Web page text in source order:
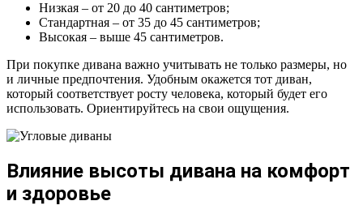
Низкая – от 20 до 40 сантиметров;
Стандартная – от 35 до 45 сантиметров;
Высокая – выше 45 сантиметров.
При покупке дивана важно учитывать не только размеры, но
и личные предпочтения. Удобным окажется тот диван,
который соответствует росту человека, который будет его
использовать. Ориентируйтесь на свои ощущения.
Влияние высоты дивана на комфорт
и здоровье